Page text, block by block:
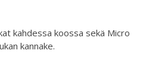
kahdessa koossa sekä Micro
kannake.